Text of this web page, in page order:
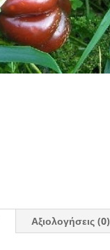
Αξιολογήσεις (0)